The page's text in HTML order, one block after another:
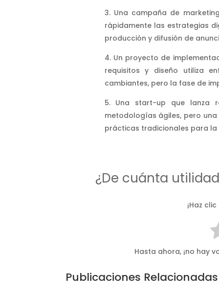
Una campaña de
rápidamente las estrategias
producción y difusión de
Un proyecto de
requisitos y diseño utiliza
cambiantes, pero la fase de
Una start-up que lanza
metodologías ágiles, pero
prácticas tradicionales para
¿De cuánta
¡Haz
Hasta ahora, ¡no hay
Publicaciones Relacionadas